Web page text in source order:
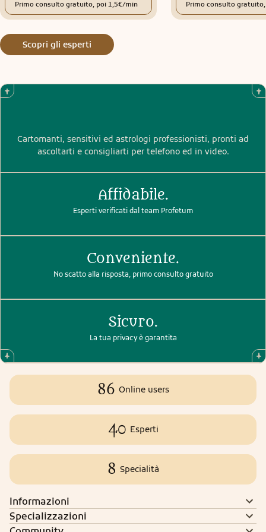
non ve ne siete accorti.
Primo consulto gratuito, poi 1,5€/min Primo consulto
Scopri gli esperti
Cartomanti, sensitivi ed astrologi professionisti, pronti ad
ascoltarti e consigliarti per telefono ed in video.
Affidabile.
Esperti verificati dal team Profetum
Conveniente.
No scatto alla risposta, primo consulto gratuito
Sicuro.
La tua privacy è garantita
86 Online users
40 Esperti
8 Specialità
Informazioni
Specializzazioni